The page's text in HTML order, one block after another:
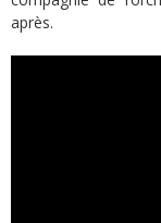
après.